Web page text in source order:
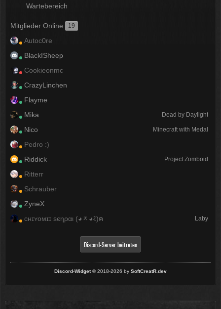
Wartebereich
Mitglieder Online 19
Autoc0re
BlackISheep
Cookieonmc
CrazyLinchen
Flayme
Mika
Dead by Daylight
Nico Minecraft with Medal
Pedro :)
Riddick
Project Zomboid
Ritterr
Schrauber
ZyneX
ᴄʜɪʏᴏᴍɪɪ ѕєηραι (◕ᆽ◕ﾐ)ฅ
Laby
Discord-Server beitreten
Discord-Widget© 2018-2026 by SoftCreatR.dev